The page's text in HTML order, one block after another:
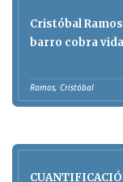
Cristóbal
barro cobra vida
Ramos, Cristóbal